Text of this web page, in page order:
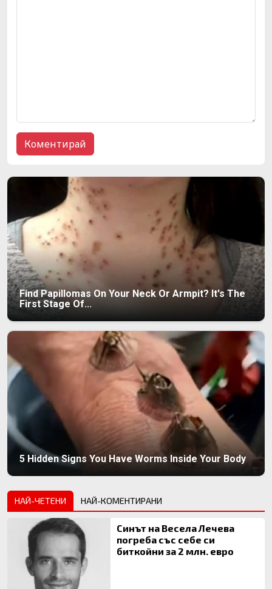
Find Papillomas On Your Neck Or Armpit? It's The
First Stage Of...
5 Hidden Signs You Have Worms Inside Your Body
НАЙ-ЧЕТЕНИ НАЙ-КОМЕНТИРАНИ
Синът на Весела Лечева
погреба със себе си
биткойни за 2 млн. евро